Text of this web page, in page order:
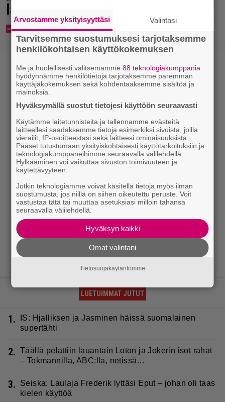
laiturilla
LUETUIMMAT JUTUT
1.
IS: Hjalliksen ja Jasminen häissä suomalainen
supertähti
2. Täällä pelattiin lauantain Loton ja Jokerin isot rahat
– Tokmannilla, ABC:lla, netissä…
3.
Seiska: Laulaja Frederik lyttäsi Eput – johan oli taas
kielen käyttöä
Arvostamme yksityisyyttäsi Valintasi
Tarvitsemme suostumuksesi tarjotaksemme
henkilökohtaisen käyttökokemuksen
Me ja huolellisesti valitsemamme88 teknologiakumppania
hyödynnämme henkilötietoja tarjotaksemme paremman
käyttäjäkokemuksen sekä kohdentaaksemme sisältöä ja
mainoksia.
Hyväksymällä suostut tietojesi käyttöön seuraavasti
Käytämme laitetunnisteita ja tallennamme evästeitä
laitteellesi saadaksemme tietoja esimerkiksi sivuista, joilla
vierailit, IP-osoitteestasi sekä laitteesi ominaisuuksista.
Pääset tutustumaan yksityiskohtaisesti käyttötarkoituksiin ja
teknologiakumppaneihimme seuraavalla välilehdellä.
Hylkääminen voi vaikuttaa sivuston toimivuuteen ja
käytettävyyteen.
Jotkin teknologiamme voivat käsitellä tietoja myös ilman
suostumusta, jos niillä on siihen oikeutettu peruste. Voit
vastustaa tätä tai muuttaa asetuksiasi milloin tahansa
seuraavalla välilehdellä.
Hyväksyn kaikki
Omat valintani
Tietosuojakäytäntömme